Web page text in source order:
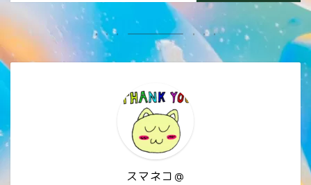
スマネコ＠